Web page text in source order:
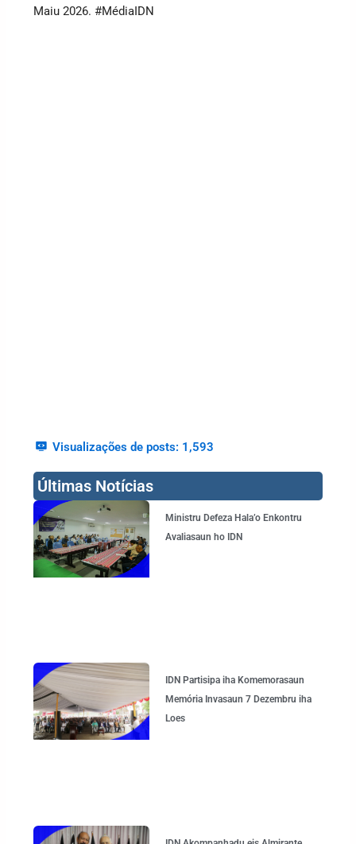
Maiu 2026. #MédiaIDN
Visualizações de posts: 1,593
Últimas Notícias
Ministru Defeza Hala’o Enkontru
Avaliasaun ho IDN
IDN Partisipa iha Komemorasaun
Memória Invasaun 7 Dezembru iha
Loes
Page